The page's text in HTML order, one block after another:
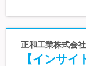
正和工業株式会
【インサ